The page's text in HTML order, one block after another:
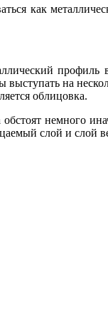
как
профиль
на
облицовка.
немного
слой и слой